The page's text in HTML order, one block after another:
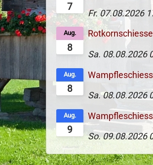
7
Fr. 07.08.2026
8
Aug.
Sa. 08.08.2026
8
Aug.
Sa. 08.08.2026
9
Aug.
So. 09.08.2026